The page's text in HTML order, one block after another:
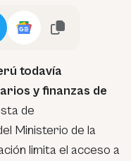
todavía
y finanzas de
de
Ministerio de la
limita el acceso a